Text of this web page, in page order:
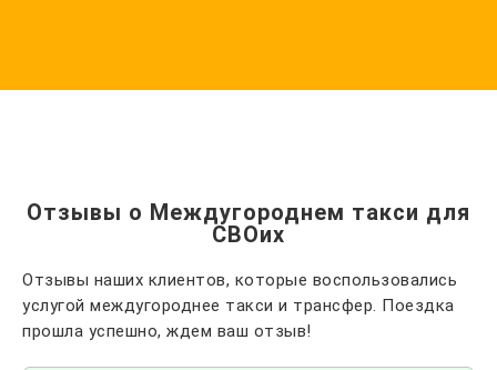
Отзывы о Междугороднем такси для
СВОих
Отзывы наших клиентов, которые воспользовались
услугой междугороднее такси и трансфер. Поездка
прошла успешно, ждем ваш отзыв!